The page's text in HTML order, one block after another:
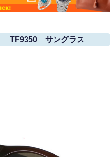
TF9350 サングラス